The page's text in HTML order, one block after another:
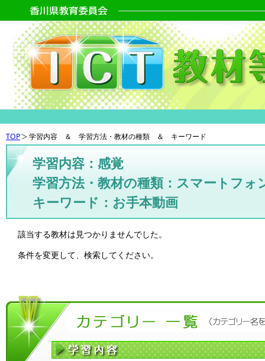
TOP 学習内容 ＆ 学習方法・教材の種類 ＆ キーワード
学習内容：感覚
学習方法・教材の種類：スマートフォ
キーワード：お手本動画
該当する教材は見つかりませんでした。
条件を変更して、検索してください。